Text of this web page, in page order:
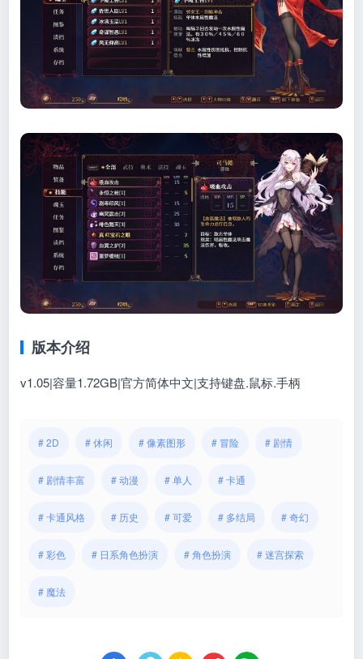
版本介绍
v1.05|容量1.72GB|官方简体中文|支持键盘.鼠标.手柄
# 2D # 休闲 # 像素图形 # 冒险 # 剧情
# 剧情丰富 # 动漫 # 单人 # 卡通
# 卡通风格 # 历史 # 可爱 # 多结局 # 奇幻
# 彩色 # 日系角色扮演 # 角色扮演 # 迷宫探索
# 魔法